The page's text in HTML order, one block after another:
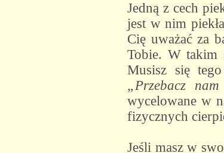
Jedną z cech
jest w nim
Cię uważać za
Tobie. W takim
Musisz się
„Przebacz
wycelowane w
fizycznych
Jeśli masz w